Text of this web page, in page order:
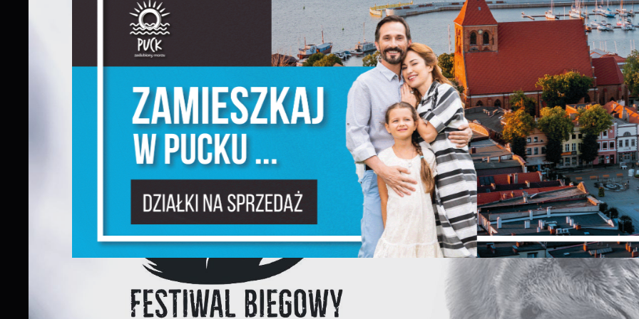
je wszystkie. W dowolnym momencie możesz dokonać zmiany swoich ustawień.
Niezbędne
Niezbędne pliki cookies służą do prawidłowego funkcjonowania strony internetowej
umożliwiają Ci komfortowe korzystanie z oferowanych przez nas usług.
Pliki cookies odpowiadają na podejmowane przez Ciebie działania w celu m.in.
dostosowania Twoich ustawień preferencji prywatności, logowania czy wypełniania
formularzy. Dzięki plikom cookies strona, z której korzystasz, może działać bez
Funkcjonalne i personalizacyjne
Tego typu pliki cookies umożliwiają stronie internetowej zapamiętanie
wprowadzonych przez Ciebie ustawień oraz personalizację określonych
funkcjonalności czy prezentowanych treści.
Dzięki tym plikom cookies możemy zapewnić Ci większy komfort korzystania z
funkcjonalności naszej strony poprzez dopasowanie jej do Twoich indywidualnych
preferencji. Wyrażenie zgody na funkcjonalne i personalizacyjne pliki cookies
gwarantuje dostępność większej ilości funkcji na stronie.
Analityczne
ZAPISZ WYBRANE
ZEZWÓL NA WSZYSTKIE